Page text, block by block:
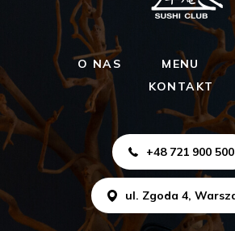
O NAS MENU
KONTAKT
+48 721 900 500
ul. Zgoda 4,